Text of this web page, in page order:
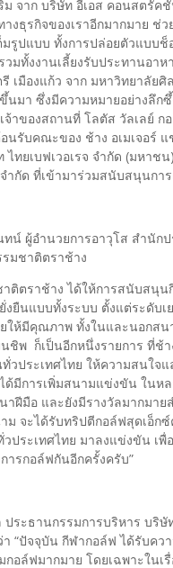
ม จาก บริษัท อีเอส คอนสตรั
งธุรกิจของเราอีกมากมาย ช่
มรูปแบบ ทั้งการปล่อยตัวแบบ
มทั้งงานเลี้ยงรับประทานอา
เมืองแก้ว จาก มหาวิทยาลัย
มา ซึ่งมีความหมายอย่างลึก
าของสถานที่ โลตัส วัลเลย์
นรับคณะของ ช้าง อเมเจอร์
ทยเบฟเวอเรจ จำกัด (มหา
ำกัด ที่เข้ามาร่วมสนับสนุนกา
ทน์ ผู้อำนวยการอาวุโส สำนัก
มชาติตราช้าง
ติตราช้าง ได้ให้การสนับสนุ
ยืนแบบทั้งระบบ ตั้งแต่ระดับ
ห้มีคุณภาพ ทั้งในและนอกสน
นชิพ ก็เป็นอีกหนึ่งรายการ ที่ช้
วประเทศไทย ให้ความสนใจ
ด้มีการเพิ่มสนามแข่งขัน ในห
ฝีมือ และยังมีรางวัลมากมา
ม จะได้รับทริปตีกอล์ฟสุดเอ็
ประเทศไทย มาลงแข่งขัน เ
ารกอล์ฟกันอีกครั้งครับ”
ะธานกรรมการบริหาร บริษั
“ปัจจุบัน กีฬากอล์ฟ ได้รับค
กอล์ฟมากมาย โดยเฉพาะใน